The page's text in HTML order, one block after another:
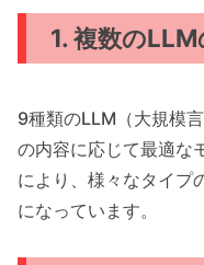
1. 複数の
9種類のLLM（大規模
の内容に応じて最適な
により、様々なタイプ
になっています。